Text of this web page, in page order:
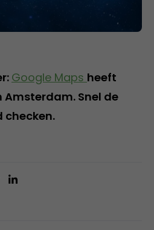
Google Maps heeft
Snel de
checken.